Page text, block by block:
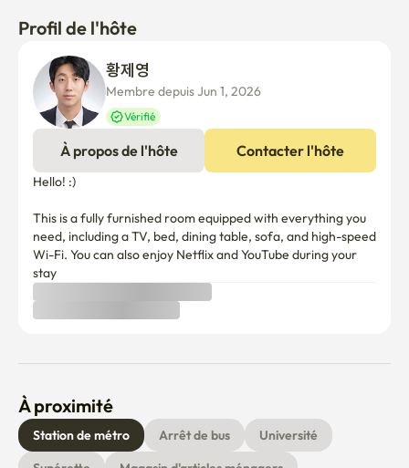
Profil de l'hôte
Membre depuis Jun 1, 2026
Vérifié
À propos de l'hôte Contacter l'hôte
Hello! :)
This is a fully furnished room equipped with everything you
need, including a TV, bed, dining table, sofa, and high-speed
Wi-Fi. You can also enjoy Netflix and YouTube during your
stay
À proximité
Station de métro Arrêt de bus
Université